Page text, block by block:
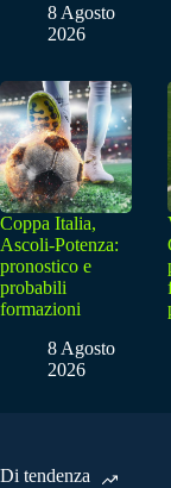
8 Agosto
2026
Coppa Italia,
Ascoli-Potenza:
pronostico e
probabili
formazioni
8 Agosto
2026
Di tendenza